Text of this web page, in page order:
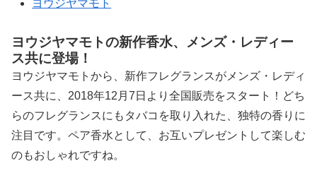
ヨウジヤマモト
ヨウジヤマモトの新作香水、メンズ・レディー
ス共に登場！
ヨウジヤマモトから、新作フレグランスがメンズ・レディ
ース共に、2018年12月7日より全国販売をスタート！どち
らのフレグランスにもタバコを取り入れた、独特の香りに
注目です。ペア香水として、お互いプレゼントして楽しむ
のもおしゃれですね。